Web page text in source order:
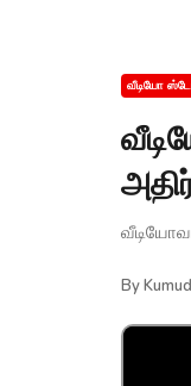
வீடியோ
By